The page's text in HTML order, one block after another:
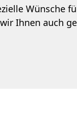
Wünsche
Ihnen auch